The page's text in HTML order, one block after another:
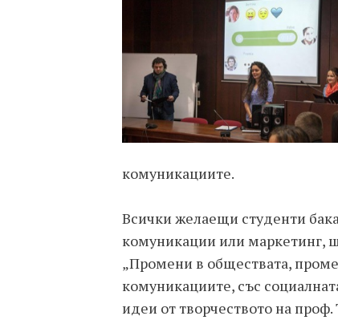
комуникациите.
Всички желаещи студенти
комуникации или маркетинг,
„Промени в обществата,
комуникациите, със
идеи от творчеството на